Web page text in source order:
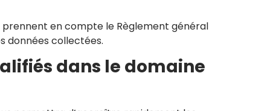
prennent en compte le Règlement général
données collectées.
dans le domaine